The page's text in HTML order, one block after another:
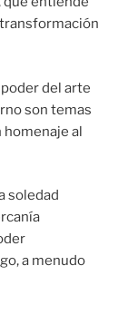
del arte
son temas
homenaje al
soledad
a menudo